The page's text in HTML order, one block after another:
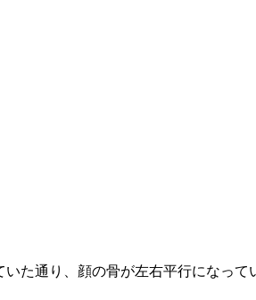
た通り、顔の骨が左右平行になって